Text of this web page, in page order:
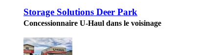
Storage Solutions Deer Park
Concessionnaire U-Haul dans le voisinage